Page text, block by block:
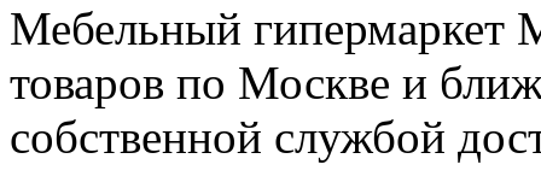
Мебельный гипермаркет
товаров по Москве и
собственной службой